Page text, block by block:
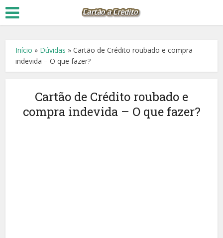
Início » Dúvidas »Cartão de Crédito roubado e compra
indevida – O que fazer?
Cartão de Crédito roubado e
compra indevida – O que fazer?